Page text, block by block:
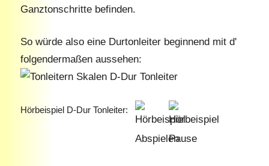
Ganztonschritte befinden.
So würde also eine Durtonleiter beginnend mit d'
folgendermaßen aussehen:
Hörbeispiel D-Dur Tonleiter: